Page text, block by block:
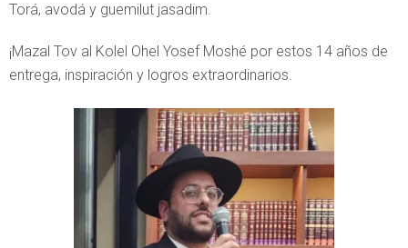
Torá, avodá y guemilut jasadim.
¡Mazal Tov al Kolel Ohel Yosef Moshé por estos 14 años de
entrega, inspiración y logros extraordinarios.